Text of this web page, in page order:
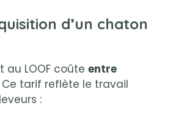
d’un chaton
au LOOF coûte entre
Ce tarif reflète le travail
: